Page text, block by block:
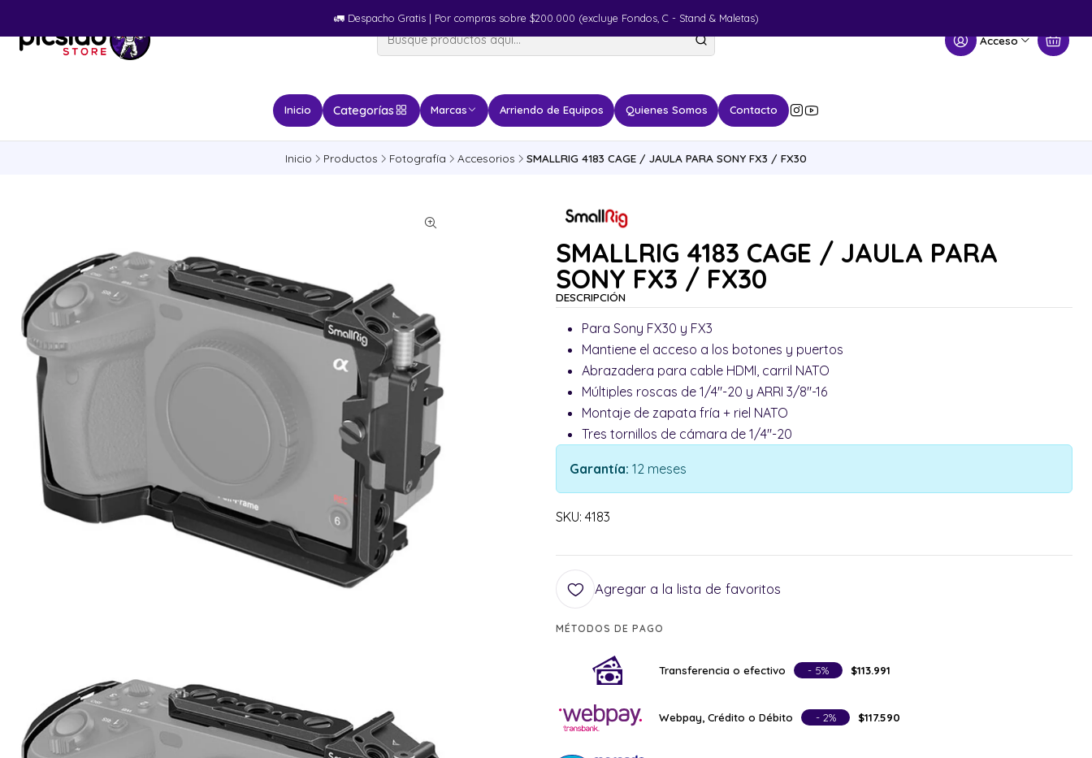
Acceso
Inicio Categorías Marcas Arriendo de Equipos Quienes Somos Contacto
🚛​ Despacho Gratis | Por compras sobre $200.000 (excluye Fondos, C - Stand & Maletas)
Inicio Productos Fotografía Accesorios SMALLRIG 4183 CAGE / JAULA PARA SONY FX3 / FX30
SMALLRIG 4183 CAGE / JAULA PARA
SONY FX3 / FX30
DESCRIPCIÓN
Para Sony FX30 y FX3
Mantiene el acceso a los botones y puertos
Abrazadera para cable HDMI, carril NATO
Múltiples roscas de 1/4"-20 y ARRI 3/8"-16
Montaje de zapata fría + riel NATO
Tres tornillos de cámara de 1/4"-20
Garantía: 12 meses
SKU: 4183
Agregar a la lista de favoritos
MÉTODOS DE PAGO
Transferencia o efectivo - 5% $113.991
Webpay, Crédito o Débito - 2% $117.590